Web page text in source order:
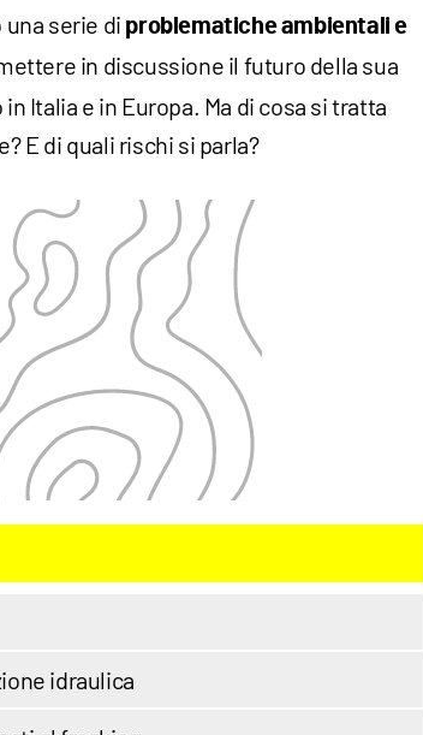
serie di problematiche ambientali e
in discussione il futuro della sua
Italia e in Europa. Ma di cosa si tratta
E di quali rischi si parla?
idraulica